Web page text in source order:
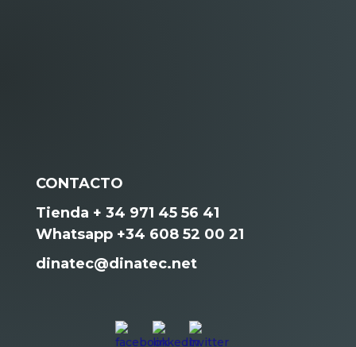
CONTACTO
Tienda + 34 971 45 56 41
Whatsapp +34 608 52 00 21
dinatec@dinatec.net